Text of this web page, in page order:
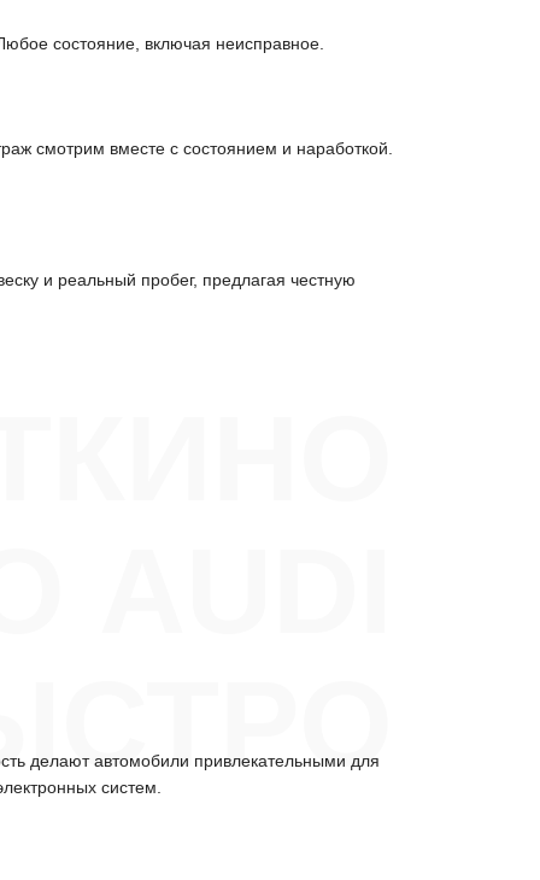
состояние, включая неисправное.
смотрим вместе с состоянием и наработкой.
и реальный пробег, предлагая честную
делают автомобили привлекательными для
систем.